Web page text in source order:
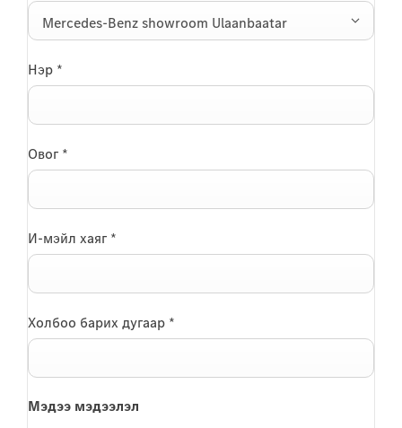
Mercedes-Benz showroom Ulaanbaatar
Нэр *
Овог *
И-мэйл хаяг *
Холбоо барих дугаар *
Мэдээ мэдээлэл